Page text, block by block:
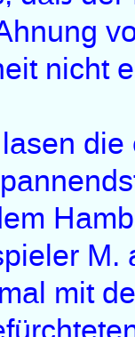
nicht
M.
mit